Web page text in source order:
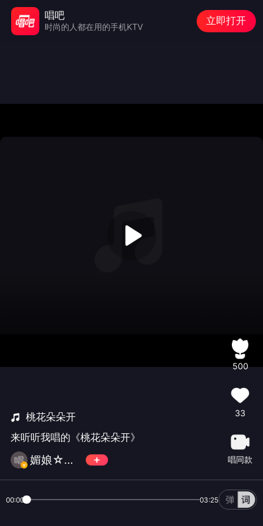
桃花朵朵开
来听听我唱的《桃花朵朵开》
媚娘☆咏恒星光副会长⁴⁴¹⁴²⁹.
500
33
唱同款
00:00 03:25
唱吧
时尚的人都在用的手机KTV
立即打开